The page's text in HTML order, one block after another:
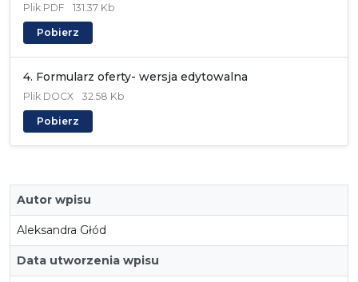
Plik PDF 131.37 Kb
Pobierz
4. Formularz oferty- wersja edytowalna
Plik DOCX 32.58 Kb
Pobierz
Autor wpisu
Aleksandra Głód
Data utworzenia wpisu